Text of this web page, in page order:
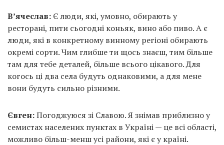
В’ячеслав: Є люди, які, умовно, обирають у
ресторані, пити сьогодні коньяк, вино або пиво. А є
люди, які в конкретному винному регіоні обирають
окремі сорти. Чим глибше ти щось знаєш, тим більше
там для тебе деталей, більше всього цікавого. Для
когось ці два села будуть однаковими, а для мене
вони будуть сильно різними.
Євген:Погоджуюся зі Славою. Я знімав приблизно у
семистах населених пунктах в Україні — це всі області,
можливо більш-менш усі райони, які є у країні.